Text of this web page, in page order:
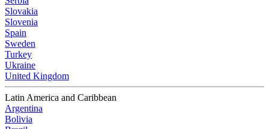
Slovakia
Slovenia
Spain
Sweden
Turkey
Ukraine
United Kingdom
Latin America and Caribbean
Argentina
Bolivia